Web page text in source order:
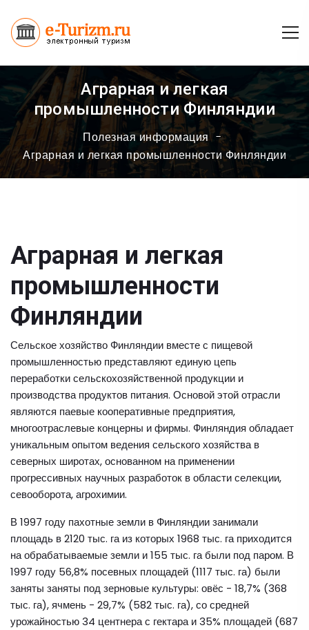
Аграрная и легкая
промышленности Финляндии
Полезная информация
Аграрная и легкая промышленности Финляндии
Аграрная и легкая
промышленности
Финляндии
Сельское хозяйство Финляндии вместе с пищевой
промышленностью представляют единую цепь
переработки сельскохозяйственной продукции и
производства продуктов питания. Основой этой отрасли
являются паевые кооперативные предприятия,
многоотраслевые концерны и фирмы. Финляндия обладает
уникальным опытом ведения сельского хозяйства в
северных широтах, основанном на применении
прогрессивных научных разработок в области селекции,
севооборота, агрохимии.
В 1997 году пахотные земли в Финляндии занимали
площадь в 2120 тыс. га из которых 1968 тыс. га приходится
на обрабатываемые земли и 155 тыс. га были под паром. В
1997 году 56,8% посевных площадей (1117 тыс. га) были
заняты заняты под зерновые культуры: овёс - 18,7% (368
тыс. га), ячмень - 29,7% (582 тыс. га), со средней
урожайностью 34 центнера с гектара и 35% площадей (687